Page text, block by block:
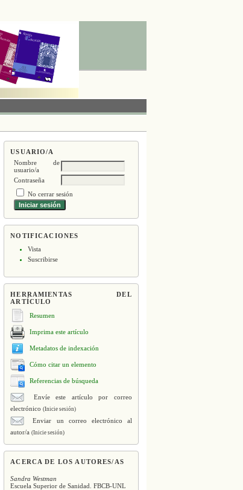
USUARIO/A
Nombre de
usuario/a
Contraseña
No cerrar sesión
NOTIFICACIONES
Vista
Suscribirse
HERRAMIENTAS DEL
ARTÍCULO
Resumen
Imprima este artículo
Metadatos de indexación
Cómo citar un elemento
Referencias de búsqueda
Envíe este artículo por correo
electrónico(Inicie sesión)
Enviar un correo electrónico al
autor/a(Inicie sesión)
ACERCA DE LOS AUTORES/AS
Sandra Westman
Escuela Superior de Sanidad. FBCB-UNL